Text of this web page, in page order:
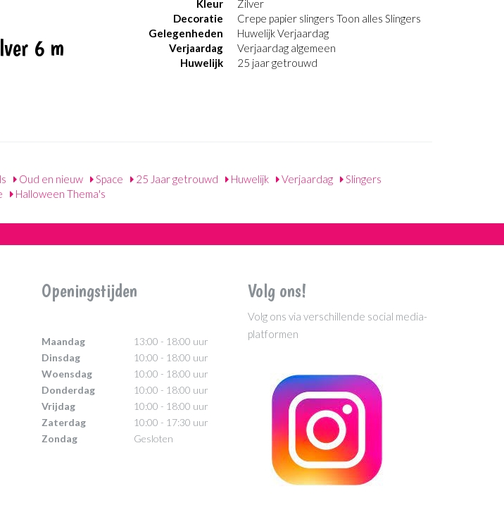
6 m
Kleur
Zilver
Decoratie
Crepe papier slingers Toon alles Slingers
Gelegenheden
Huwelijk Verjaardag
Verjaardag
Verjaardag algemeen
Huwelijk
25 jaar getrouwd
Oud en nieuw Space 25 Jaar getrouwd Huwelijk Verjaardag
Slingers
Halloween Thema's
Openingstijden
Maandag
13:00 - 18:00 uur
Dinsdag
10:00 - 18:00 uur
Woensdag
10:00 - 18:00 uur
Donderdag
10:00 - 18:00 uur
Vrijdag
10:00 - 18:00 uur
Zaterdag
10:00 - 17:30 uur
Zondag
Gesloten
Volg ons!
Volg ons via verschillende social media-
platformen